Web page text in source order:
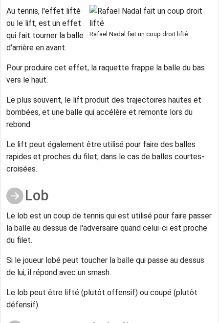
Rafael Nadal fait un coup droit lifté
Au tennis, l'effet lifté
ou le lift, est un effet
qui fait tourner la balle
d'arrière en avant.
Pour produire cet effet, la raquette frappe la balle du bas
vers le haut.
Le plus souvent, le lift produit des trajectoires hautes et
bombées, et une balle qui accélère et remonte lors du
rebond.
Le lift peut également être utilisé pour faire des balles
rapides et proches du filet, dans le cas de balles courtes-
croisées.
Lob
Le lob est un coup de tennis qui est utilisé pour faire passer
la balle au dessus de l'adversaire quand celui-ci est proche
du filet.
Si le joueur lobé peut toucher la balle qui passe au dessus
de lui, il répond avec un smash.
Le lob peut être lifté (plutôt offensif) ou coupé (plutôt
défensif).